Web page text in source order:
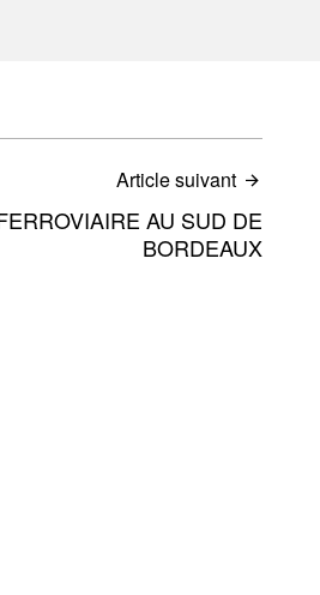
Article suivant
AU SUD DE
BORDEAUX